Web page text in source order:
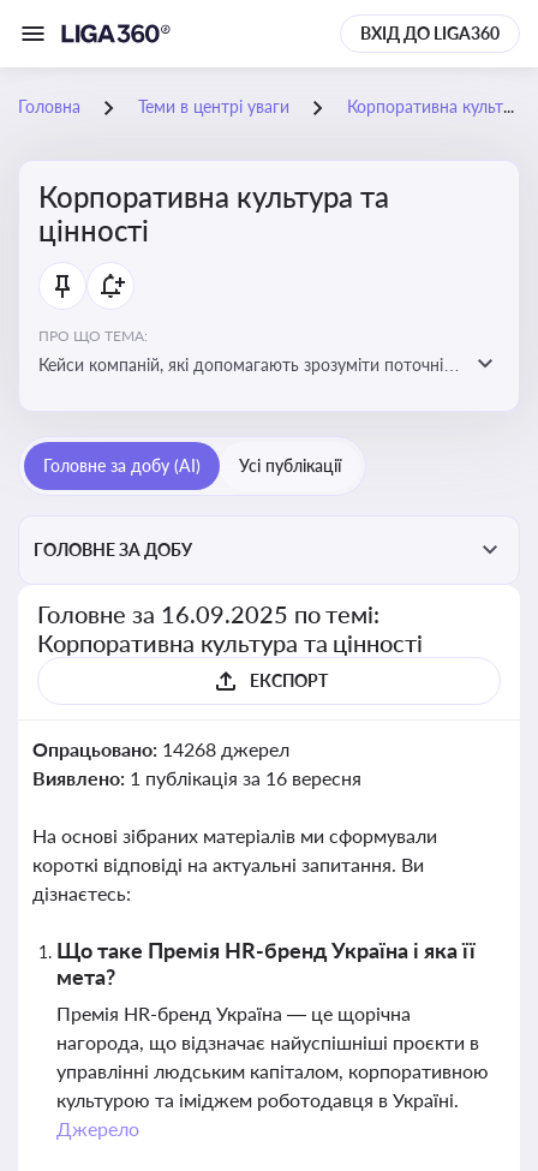
ВХІД ДО LIGA360
Головна Теми в центрі уваги Корпоративна культура та цінності
Корпоративна культура та
цінності
ПРО ЩО ТЕМА:
Кейси компаній, які допомагають зрозуміти поточні
бізнес-середовища
Головне за добу (AI) Усі публікації
ГОЛОВНЕ ЗА ДОБУ
Головне за 16.09.2025 по темі:
Корпоративна культура та цінності
ЕКСПОРТ
Опрацьовано: 14268 джерел
Виявлено: 1 публікація за 16 вересня
На основі зібраних матеріалів ми сформували
короткі відповіді на актуальні запитання. Ви
дізнаєтесь:
Що таке Премія HR-бренд Україна і яка її
мета?
Премія HR-бренд Україна — це щорічна
нагорода, що відзначає найуспішніші проєкти в
управлінні людським капіталом, корпоративною
культурою та іміджем роботодавця в Україні.
Джерело